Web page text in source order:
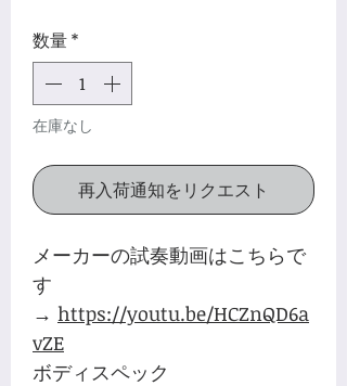
数量*
在庫なし
再入荷通知をリクエスト
メーカーの試奏動画はこちらで
す
→ https://youtu.be/HCZnQD6a
vZE
ボディスペック